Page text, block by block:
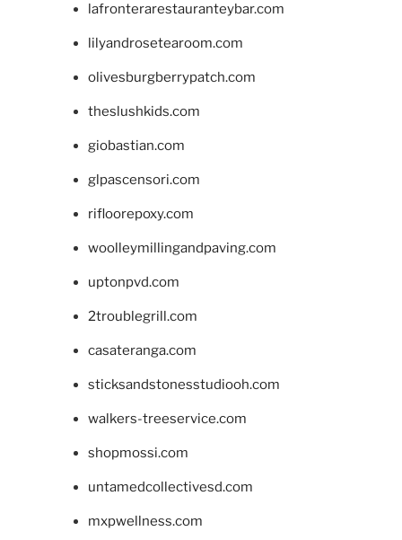
lafronterarestauranteybar.com
lilyandrosetearoom.com
olivesburgberrypatch.com
theslushkids.com
giobastian.com
glpascensori.com
rifloorepoxy.com
woolleymillingandpaving.com
uptonpvd.com
2troublegrill.com
casateranga.com
sticksandstonesstudiooh.com
walkers-treeservice.com
shopmossi.com
untamedcollectivesd.com
mxpwellness.com